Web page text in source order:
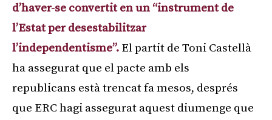
d’haver-se convertit en un “instrument de
l’Estat per desestabilitzar
l’independentisme”. El partit de Toni Castellà
ha assegurat que el pacte amb els
republicans està trencat fa mesos, després
que ERC hagi assegurat aquest diumenge que